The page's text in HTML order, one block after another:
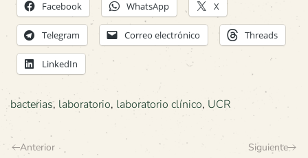
Facebook WhatsApp X
Telegram Correo electrónico Threads
LinkedIn
bacterias, laboratorio, laboratorio clínico, UCR
Anterior Siguiente